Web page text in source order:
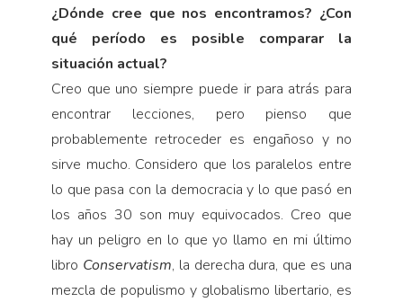
¿Dónde cree que nos en­contramos? ¿Con
qué período es posible comparar la
situación actual?
Creo que uno siempre puede ir para atrás para
en­contrar lecciones, pero pienso que
probablemente retroceder es engañoso y no
sirve mucho. Considero que los paralelos entre
lo que pasa con la democracia y lo que pasó en
los años 30 son muy equivocados. Creo que
hay un peligro en lo que yo llamo en mi último
libro Conservatism, la derecha dura, que es una
mezcla de populismo y globalismo libertario, es